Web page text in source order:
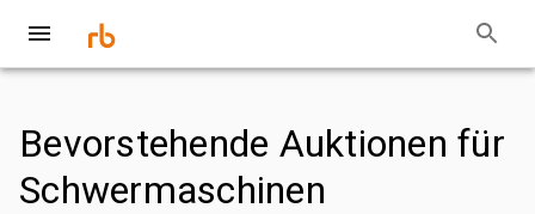
Bevorstehende Auktionen für
Schwermaschinen